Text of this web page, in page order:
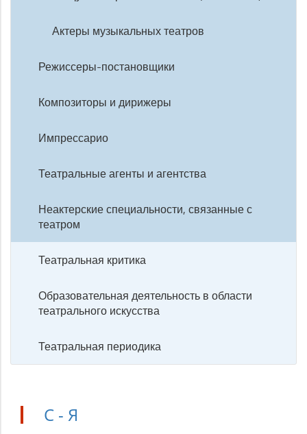
Актеры музыкальных театров
Режиссеры-постановщики
Композиторы и дирижеры
Импрессарио
Театральные агенты и агентства
Неактерские специальности, связанные с
театром
Театральная критика
Образовательная деятельность в области
театрального искусства
Театральная периодика
С - Я